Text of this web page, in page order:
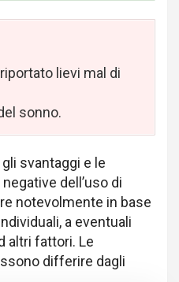
lievi mal di
sonno.
svantaggi e le
dell’uso di
notevolmente in base
a eventuali
altri fattori. Le
differire dagli